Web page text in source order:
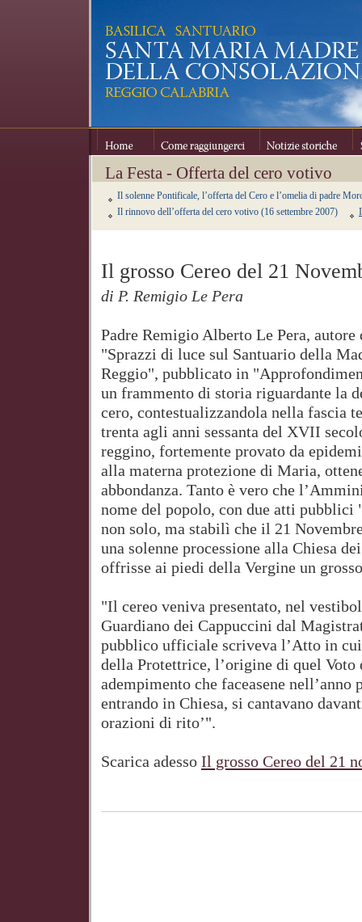
Home Come raggiungerci Notizie storiche
La Festa - Offerta del cero votivo
Il solenne Pontificale, l’offerta del Cero e l’omelia di padre
Il rinnovo dell’offerta del cero votivo (16 settembre 2007)
Il grosso Cereo del 21
di P. Remigio Le Pera
Padre Remigio Alberto Le Pera,
"Sprazzi di luce sul Santuario della
Reggio", pubblicato in
un frammento di storia riguardante la
cero, contestualizzandola nella fascia
trenta agli anni sessanta del XVII
reggino, fortemente provato da
alla materna protezione di Maria,
abbondanza. Tanto è vero che
nome del popolo, con due atti
non solo, ma stabilì che il 21
una solenne processione alla Chiesa
offrisse ai piedi della Vergine un
"Il cereo veniva presentato, nel
Guardiano dei Cappuccini dal
pubblico ufficiale scriveva l’Atto in
della Protettrice, l’origine di quel
adempimento che faceasene nell’anno
entrando in Chiesa, si cantavano
orazioni di rito’".
Scarica adesso Il grosso Cereo del 21